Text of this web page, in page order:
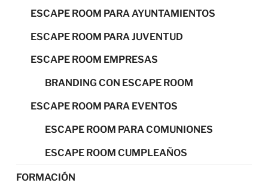
ESCAPE ROOM PARA AYUNTAMIENTOS
ESCAPE ROOM PARA JUVENTUD
ESCAPE ROOM EMPRESAS
BRANDING CON ESCAPE ROOM
ESCAPE ROOM PARA EVENTOS
ESCAPE ROOM PARA COMUNIONES
ESCAPE ROOM CUMPLEAÑOS
FORMACIÓN